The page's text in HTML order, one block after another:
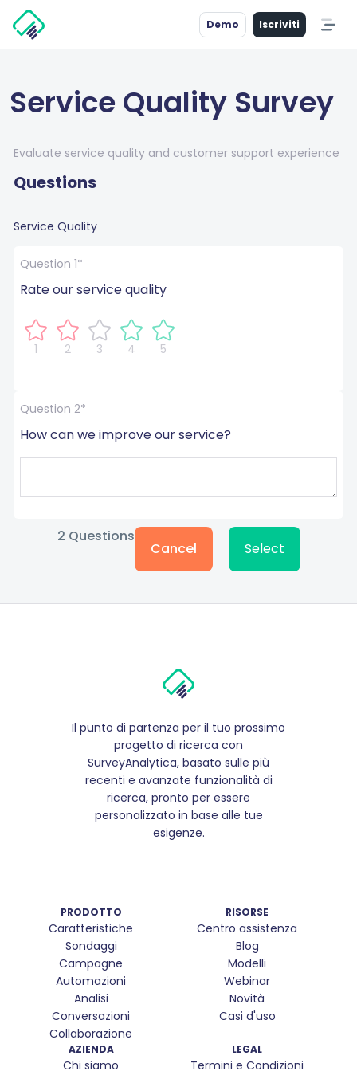
Demo Iscriviti
Service Quality Survey
Evaluate service quality and customer support experience
Questions
Service Quality
Question 1*
Rate our service quality
1 2 3 4 5
Question 2*
How can we improve our service?
2 Questions
Cancel Select
Il punto di partenza per il tuo prossimo
progetto di ricerca con
SurveyAnalytica, basato sulle più
recenti e avanzate funzionalità di
ricerca, pronto per essere
personalizzato in base alle tue
esigenze.
PRODOTTO
Caratteristiche
Sondaggi
Campagne
Automazioni
Analisi
Conversazioni
Collaborazione
RISORSE
Centro assistenza
Blog
Modelli
Webinar
Novità
Casi d'uso
AZIENDA
Chi siamo
LEGAL
Termini e Condizioni